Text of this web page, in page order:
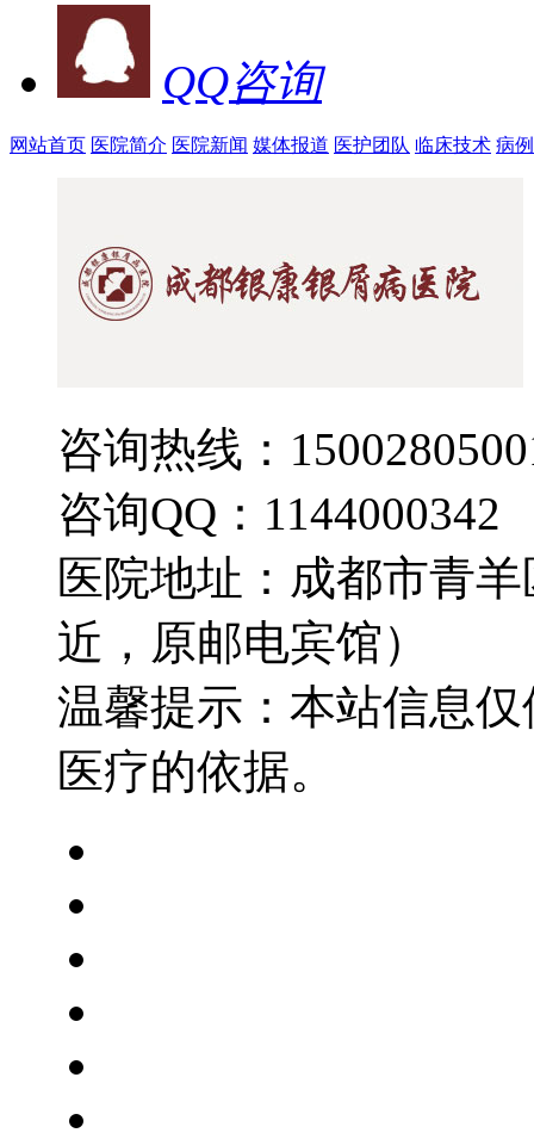
QQ咨询
网站首页 医院简介 医院新闻 媒体报道 医护团队 临床技术 病
咨询热线：
咨询QQ：1144000342
医院地址：成都市青
近，原邮电宾馆）
温馨提示：本站信息
医疗的依据。